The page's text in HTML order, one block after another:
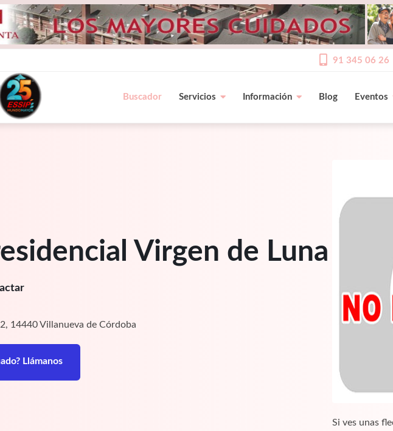
91 345 06 26
Buscador Servicios Información Blog Eventos
Virgen de Luna
14440 Villanueva de Córdoba
Llámanos
Si ves unas